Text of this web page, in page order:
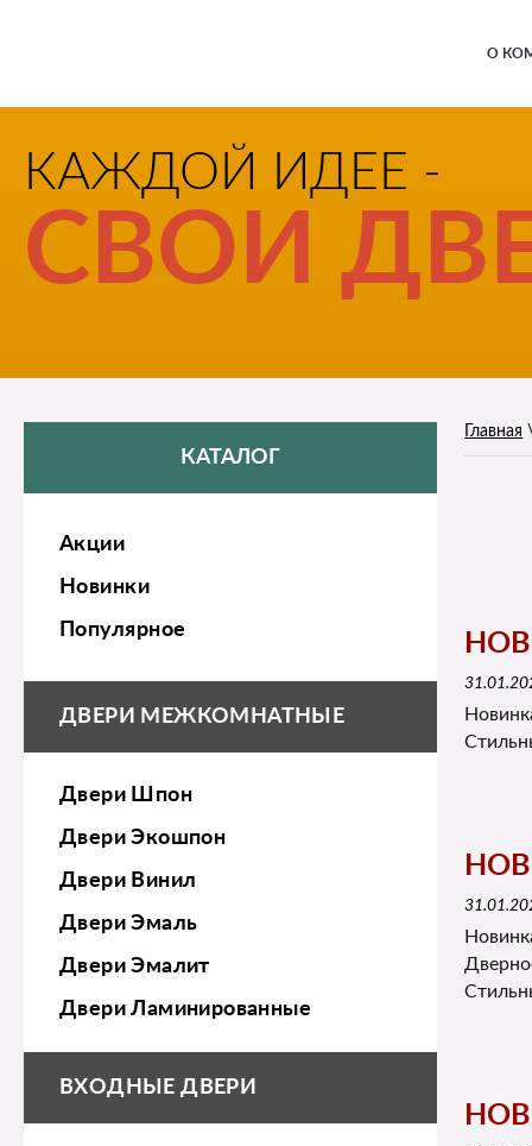
О
КАЖДОЙ ИДЕЕ -
СВОИ
КАТАЛОГ
Акции
Новинки
Популярное
ДВЕРИ МЕЖКОМНАТНЫЕ
Двери Шпон
Двери Экошпон
Двери Винил
Двери Эмаль
Двери Эмалит
Двери Ламинированные
ВХОДНЫЕ ДВЕРИ
Главная